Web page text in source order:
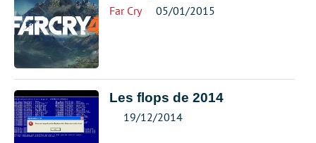
Far Cry 05/01/2015
Les flops de 2014
19/12/2014